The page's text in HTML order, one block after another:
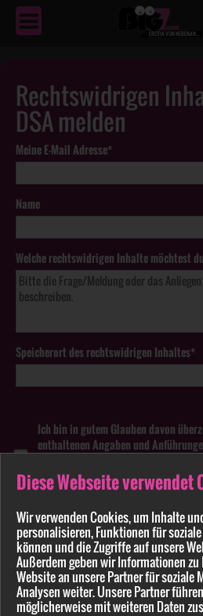
Diese Webseite verwendet
Wir verwenden Cookies, um Inhalte
personalisieren, Funktionen für
können und die Zugriffe auf unsere
Außerdem geben wir Informationen
Website an unsere Partner für soziale
Analysen weiter. Unsere Partner
möglicherweise mit weiteren Daten
EROTIKVON NEBENAN ...
Rechtswidrigen
DSA melden
Meine E-Mail Adresse*
Name
Welche rechtswidrigen Inhalte möchtest
Speicherort des rechtswidrigen Inhaltes*
Ich bin in gutem Glauben davon
enthaltenen Angaben und
rechtswidrigen Inhalten können
Bitte beachten Sie unsere